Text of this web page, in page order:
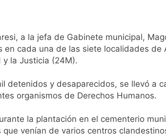
y rechazó el pedido del peronismo de
de San Cayetano
La Central de Vicente López
y desagües en medio de las lluvias
consultar infracciones en segundos
a la jefa de Gabinete municipal,
cada una de las siete localidades de
y la Justicia (24M).
detenidos y desaparecidos, se llevó a
organismos de Derechos Humanos.
la plantación en el cementerio
venían de varios centros